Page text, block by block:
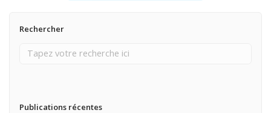
Rechercher
Publications récentes